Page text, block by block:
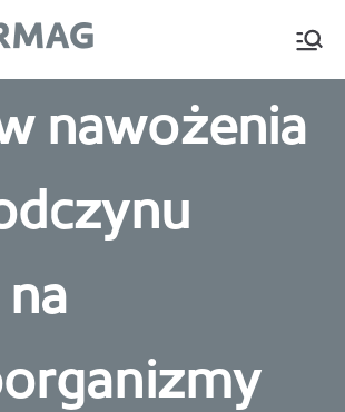
narzędzi
dolistnych i biostymulatorów
nawożenia